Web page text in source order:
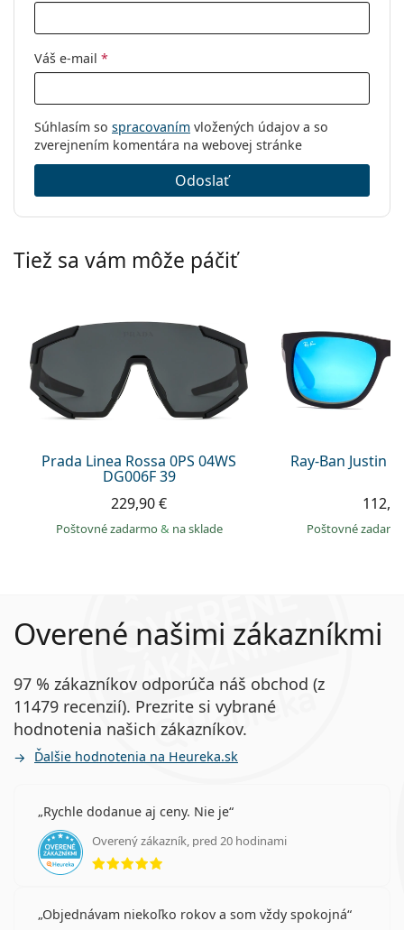
Váš e-mail *
Súhlasím so spracovaním vložených údajov a so
zverejnením komentára na webovej stránke
Odoslať
Tiež sa vám môže páčiť
Prada Linea Rossa 0PS 04WS
DG006F 39
229,90 €
Poštovné zadarmo& na sklade
Ray-Ban Justin
Poštovné
Overené našimi zákazníkmi
97 % zákazníkov odporúča náš obchod (z
11479 recenzií). Prezrite si vybrané
hodnotenia našich zákazníkov.
Ďalšie hodnotenia na Heureka.sk
Rychle dodanue aj ceny. Nie je
Overený zákazník, pred 20 hodinami
hodnotenie 5 z 5
Objednávam niekoľko rokov a som vždy spokojná